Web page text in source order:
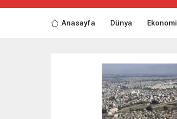
Anasayfa Dünya Ekonomi